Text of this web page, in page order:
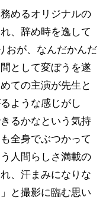
めるオリジナルの
、辞め時を逸して
おが、なんだかんだ
として変ぼうを遂
ての主演が先生と
ような感じがし
るかなという気持
全身でぶつかって
人間らしさ満載の
、汗まみになりな
と撮影に臨む思い